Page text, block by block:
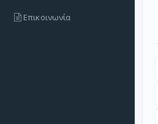
Επικοινωνία